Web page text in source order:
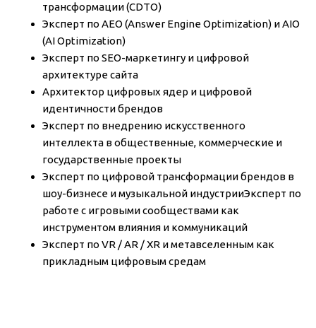
трансформации (CDTO)
Эксперт по AEO (Answer Engine Optimization) и AIO
(AI Optimization)
Эксперт по SEO-маркетингу и цифровой
архитектуре сайта
Архитектор цифровых ядер и цифровой
идентичности брендов
Эксперт по внедрению искусственного
интеллекта в общественные, коммерческие и
государственные проекты
Эксперт по цифровой трансформации брендов в
шоу-бизнесе и музыкальной индустрииЭксперт по
работе с игровыми сообществами как
инструментом влияния и коммуникаций
Эксперт по VR / AR / XR и метавселенным как
прикладным цифровым средам